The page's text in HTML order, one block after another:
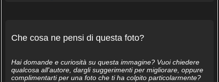
Che cosa ne pensi di questa foto?
Hai domande e curiosità su questa immagine? Vuoi chiedere
qualcosa all'autore, dargli suggerimenti per migliorare, oppure
complimentarti per una foto che ti ha colpito particolarmente?